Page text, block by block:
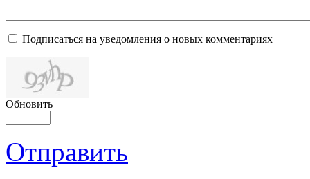
Подписаться на уведомления о новых комментариях
Обновить
Отправить